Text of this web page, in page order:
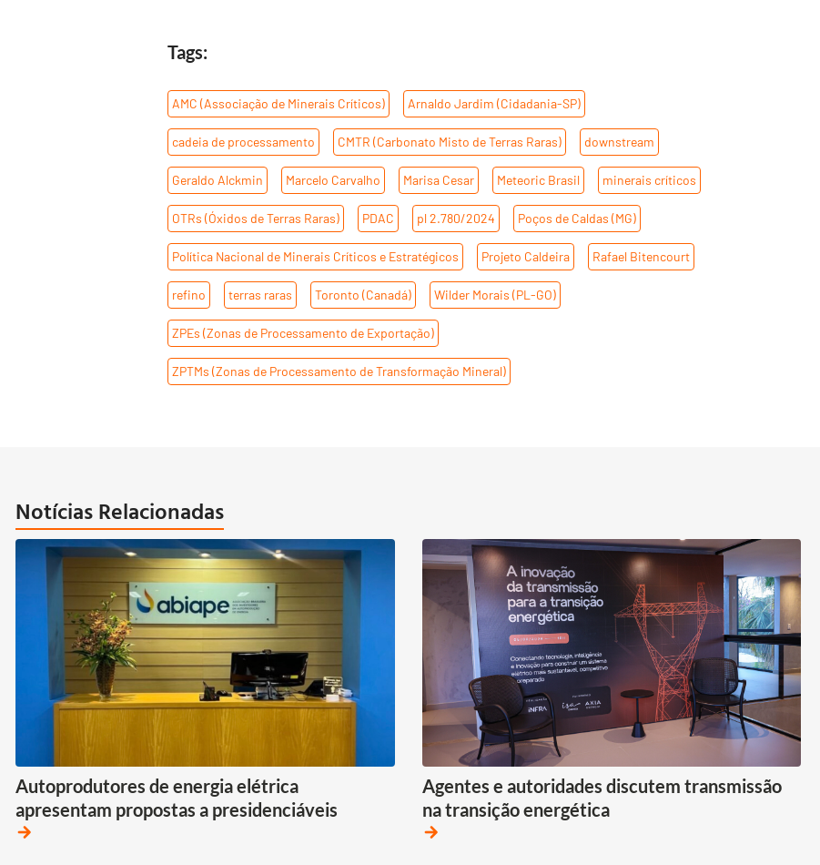
Tags:
AMC (Associação de Minerais Críticos) Arnaldo Jardim (Cidadania-SP)
cadeia de processamento CMTR (Carbonato Misto de Terras Raras) downstream
Geraldo Alckmin Marcelo Carvalho Marisa Cesar Meteoric Brasil minerais críticos
OTRs (Óxidos de Terras Raras) PDAC pl 2.780/2024 Poços de Caldas (MG)
Política Nacional de Minerais Críticos e Estratégicos Projeto Caldeira Rafael Bitencourt
refino terras raras Toronto (Canadá) Wilder Morais (PL-GO)
ZPEs (Zonas de Processamento de Exportação)
ZPTMs (Zonas de Processamento de Transformação Mineral)
Notícias Relacionadas
Autoprodutores de energia elétrica
apresentam propostas a presidenciáveis
arrow_forward
Agentes e autoridades discutem transmissão
na transição energética
arrow_forward